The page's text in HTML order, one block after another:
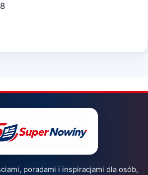
poradami i inspiracjami dla osób,